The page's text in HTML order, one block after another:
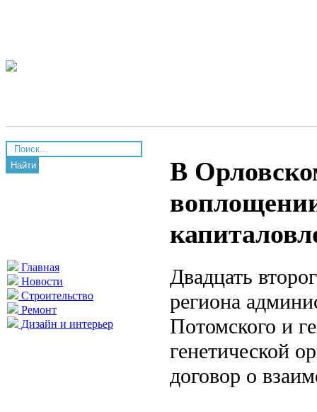
Найти
Главная
Новости
Строительство
Ремонт
Дизайн и интерьер
В
Двадцать
региона
Потомского и
генетической
договор о